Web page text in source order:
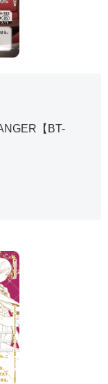
【BT-